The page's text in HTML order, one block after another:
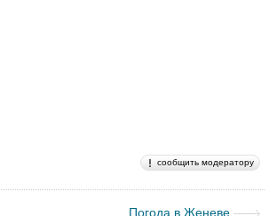
сообщить модератору
Погода в Женеве